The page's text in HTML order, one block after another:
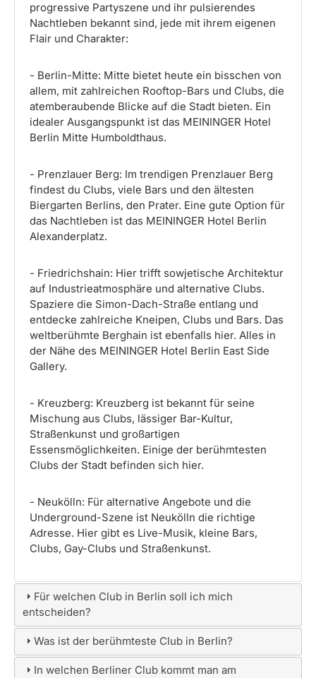
progressive Partyszene und ihr pulsierendes
Nachtleben bekannt sind, jede mit ihrem eigenen
Flair und Charakter:
- Berlin-Mitte: Mitte bietet heute ein bisschen von
allem, mit zahlreichen Rooftop-Bars und Clubs, die
atemberaubende Blicke auf die Stadt bieten. Ein
idealer Ausgangspunkt ist das MEININGER Hotel
Berlin Mitte Humboldthaus.
- Prenzlauer Berg: Im trendigen Prenzlauer Berg
findest du Clubs, viele Bars und den ältesten
Biergarten Berlins, den Prater. Eine gute Option für
das Nachtleben ist das MEININGER Hotel Berlin
Alexanderplatz.
- Friedrichshain: Hier trifft sowjetische Architektur
auf Industrieatmosphäre und alternative Clubs.
Spaziere die Simon-Dach-Straße entlang und
entdecke zahlreiche Kneipen, Clubs und Bars. Das
weltberühmte Berghain ist ebenfalls hier. Alles in
der Nähe des MEININGER Hotel Berlin East Side
Gallery.
- Kreuzberg: Kreuzberg ist bekannt für seine
Mischung aus Clubs, lässiger Bar-Kultur,
Straßenkunst und großartigen
Essensmöglichkeiten. Einige der berühmtesten
Clubs der Stadt befinden sich hier.
- Neukölln: Für alternative Angebote und die
Underground-Szene ist Neukölln die richtige
Adresse. Hier gibt es Live-Musik, kleine Bars,
Clubs, Gay-Clubs und Straßenkunst.
Für welchen Club in Berlin soll ich mich
entscheiden?
Was ist der berühmteste Club in Berlin?
In welchen Berliner Club kommt man am